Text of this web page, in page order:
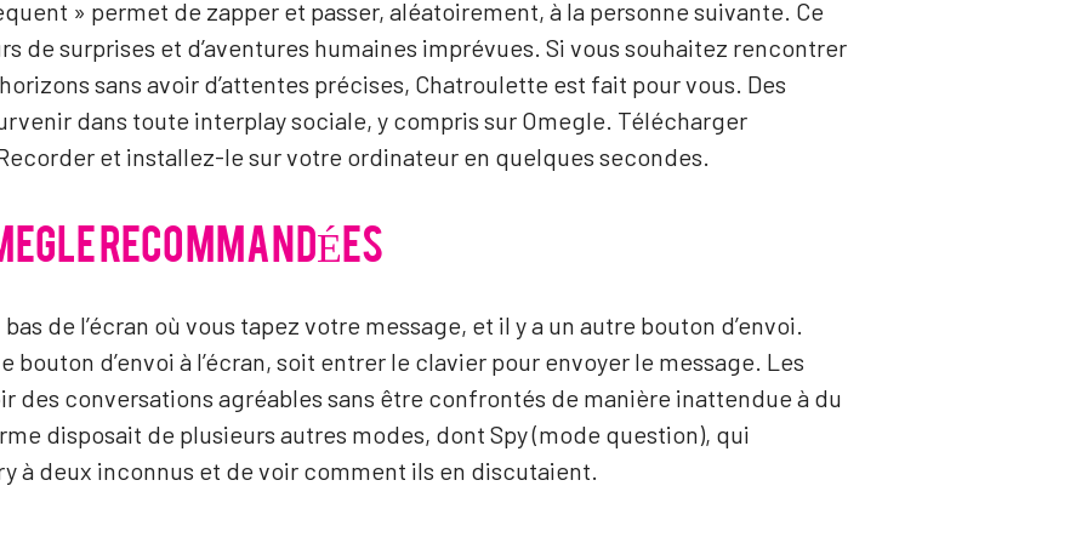
» permet de zapper et passer, aléatoirement, à la personne suivante. Ce
de surprises et d’aventures humaines imprévues. Si vous souhaitez rencontrer
sans avoir d’attentes précises, Chatroulette est fait pour vous. Des
dans toute interplay sociale, y compris sur Omegle. Télécharger
et installez-le sur votre ordinateur en quelques secondes.
RECOMMANDÉES
de l’écran où vous tapez votre message, et il y a un autre bouton d’envoi.
bouton d’envoi à l’écran, soit entrer le clavier pour envoyer le message. Les
des conversations agréables sans être confrontés de manière inattendue à du
disposait de plusieurs autres modes, dont Spy (mode question), qui
à deux inconnus et de voir comment ils en discutaient.